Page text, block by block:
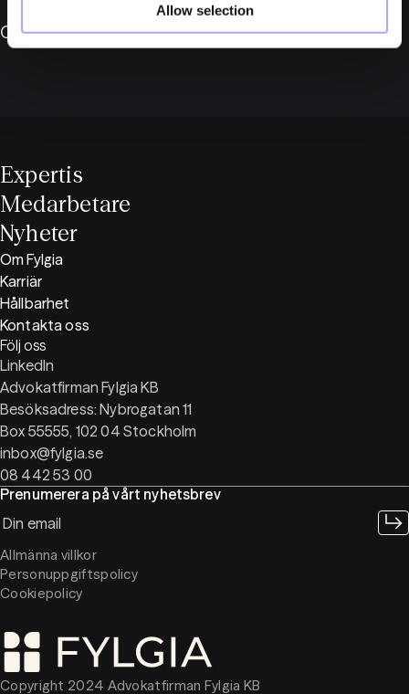
Allow selection
Om Fylgia
Expertis
Medarbetare
Nyheter
Advokatfirman Fylgia KB
Besöksadress: Nybrogatan 11
Box 55555, 102 04 Stockholm
inbox@fylgia.se
08 442 53 00
Följ oss
LinkedIn
Om Fylgia
Karriär
Hållbarhet
Kontakta oss
Prenumerera på vårt nyhetsbrev
Copyright 2024 Advokatfirman Fylgia KB
Allmänna villkor
Personuppgiftspolicy
Cookiepolicy